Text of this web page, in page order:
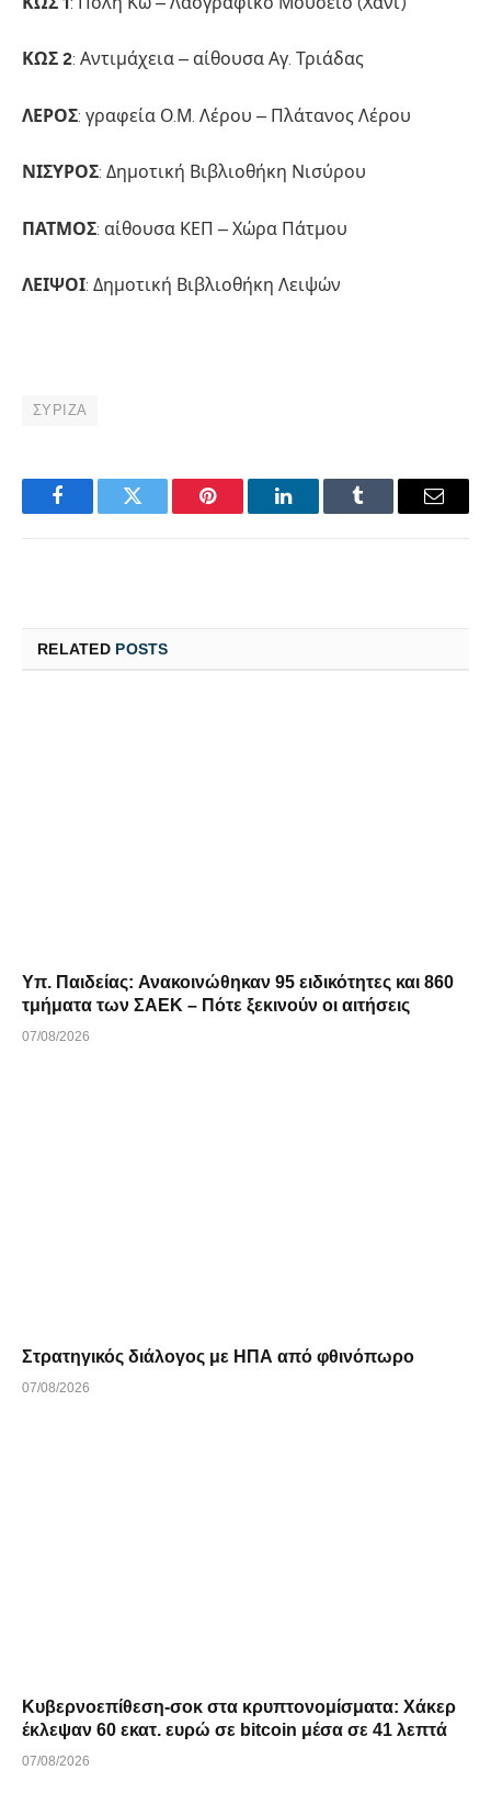
ΚΩΣ 2: Αντιμάχεια – αίθουσα Αγ. Τριάδας
ΛΕΡΟΣ: γραφεία Ο.Μ. Λέρου – Πλάτανος Λέρου
ΝΙΣΥΡΟΣ: Δημοτική Βιβλιοθήκη Νισύρου
ΠΑΤΜΟΣ: αίθουσα ΚΕΠ – Χώρα Πάτμου
ΛΕΙΨΟΙ: Δημοτική Βιβλιοθήκη Λειψών
ΣΥΡΙΖΑ
FacebookTwitter Pinterest LinkedInTumblr Email
RELATED POSTS
Υπ. Παιδείας: Ανακοινώθηκαν 95 ειδικότητες και 860
τμήματα των ΣΑΕΚ – Πότε ξεκινούν οι αιτήσεις
07/08/2026
Στρατηγικός διάλογος με ΗΠΑ από φθινόπωρο
07/08/2026
Κυβερνοεπίθεση-σοκ στα κρυπτονομίσματα: Χάκερ
έκλεψαν 60 εκατ. ευρώ σε bitcoin μέσα σε 41 λεπτά
07/08/2026